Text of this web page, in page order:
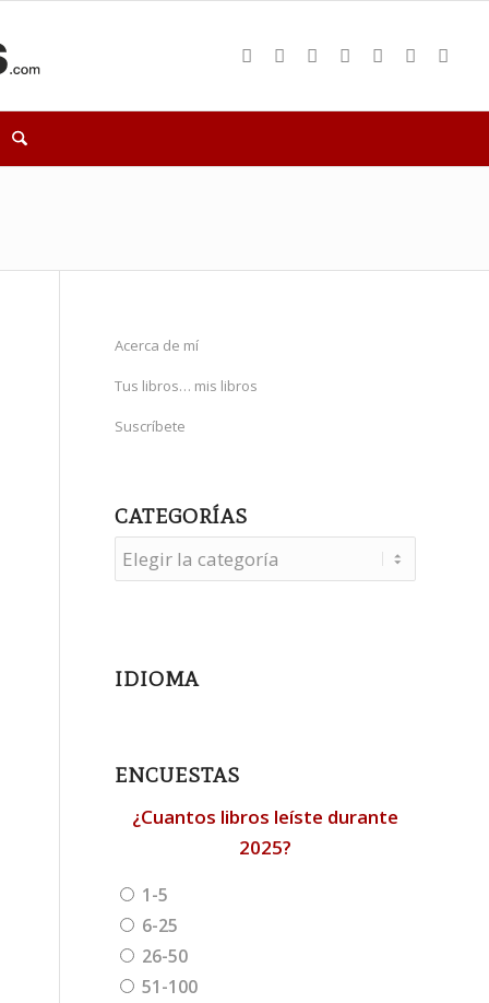
Acerca de mí
Tus libros… mis libros
Suscríbete
CATEGORÍAS
Categorías
IDIOMA
ENCUESTAS
¿Cuantos libros leíste durante
2025?
1-5
6-25
26-50
51-100